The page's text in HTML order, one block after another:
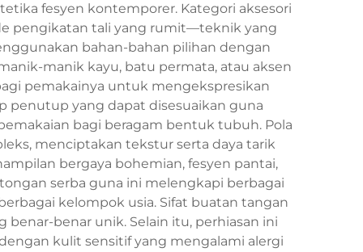
fesyen kontemporer. Kategori aksesori
pengikatan tali yang rumit—teknik yang
bahan-bahan pilihan dengan
manik kayu, batu permata, atau aksen
pemakainya untuk mengekspresikan
penutup yang dapat disesuaikan guna
bagi beragam bentuk tubuh. Pola
menciptakan tekstur serta daya tarik
bergaya bohemian, fesyen pantai,
serba guna ini melengkapi berbagai
kelompok usia. Sifat buatan tangan
benar unik. Selain itu, perhiasan ini
kulit sensitif yang mengalami alergi